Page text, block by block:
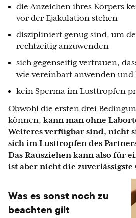
die Anzeichen ihres Körpers
vor der Ejakulation stehen
diszipliniert genug sind, um
rechtzeitig anzuwenden
sich gegenseitig vertrauen,
wie vereinbart anwenden
kein Sperma im Lusttropfen
Obwohl die ersten drei
können, kann man ohne
Weiteres verfügbar sind, nicht
sich im Lusttropfen des
Das Rausziehen kann also für
ist aber nicht die
Was es sonst noch zu
beachten gilt